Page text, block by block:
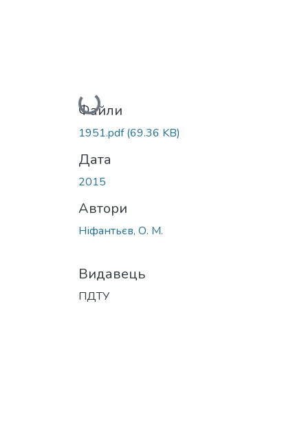
Вантажиться...
Файли
1951.pdf(69.36 KB)
Дата
2015
Автори
Ніфантьєв, О. М.
Видавець
ПДТУ